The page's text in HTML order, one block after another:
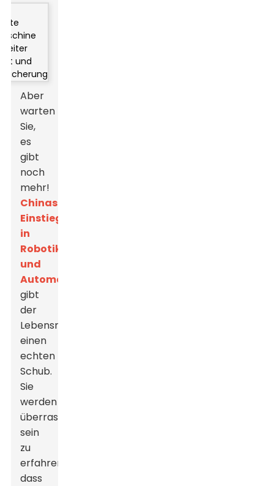
Aber
warten
Sie,
es
gibt
noch
mehr!
Chinas
Einstieg
in
Robotik
und
Automatisierung
gibt
der
Lebensmittelverarbeitung
einen
echten
Schub.
Sie
werden
überrascht
sein
zu
erfahren,
dass